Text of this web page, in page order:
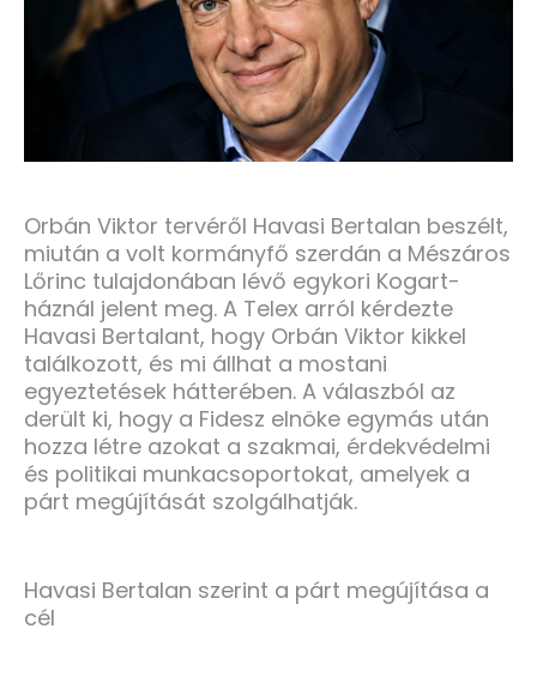
Orbán Viktor tervéről Havasi Bertalan beszélt,
miután a volt kormányfő szerdán a Mészáros
Lőrinc tulajdonában lévő egykori Kogart-
háznál jelent meg. A Telex arról kérdezte
Havasi Bertalant, hogy Orbán Viktor kikkel
találkozott, és mi állhat a mostani
egyeztetések hátterében. A válaszból az
derült ki, hogy a Fidesz elnöke egymás után
hozza létre azokat a szakmai, érdekvédelmi
és politikai munkacsoportokat, amelyek a
párt megújítását szolgálhatják.
Havasi Bertalan szerint a párt megújítása a
cél